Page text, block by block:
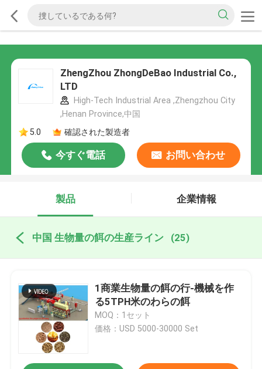
ZhengZhou ZhongDeBao Industrial Co.,
LTD
High-Tech Industrial Area ,Zhengzhou City
,Henan Province,中国
5.0
確認された製造者
今すぐ電話 お問い合わせ
製品 企業情報
中国 生物量の餌の生産ライン (25)
1商業生物量の餌の行-機械を作
る5TPH米のわらの餌
MOQ：1セット
価格：USD 5000-30000 Set